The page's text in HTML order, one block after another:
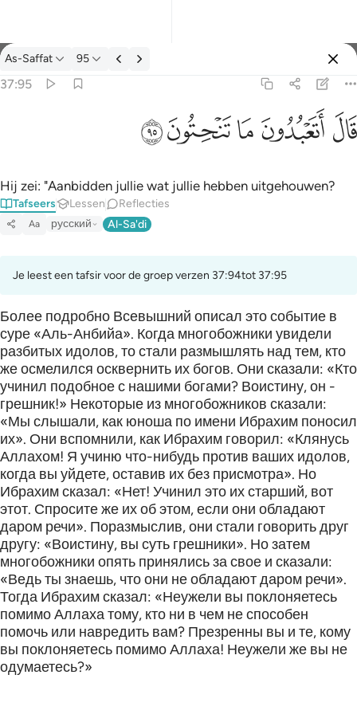
Tafseer: As-Saffat 37:95
As-Saffat 95
37:95
ﲟﲠﲡﲢﲣ
Hij zei: "Aanbidden jullie wat jullie hebben uitgehouwen?
Tafseers Lessen Reflecties
Aa русский Al-Sa'di
Je leest een tafsir voor de groep verzen 37:94tot 37:95
Более подробно Всевышний описал это событие в
суре «Аль-Анбийа». Когда многобожники увидели
разбитых идолов, то стали размышлять над тем, кто
же осмелился осквернить их богов. Они сказали: «Кто
учинил подобное с нашими богами? Воистину, он -
грешник!» Некоторые из многобожников сказали:
«Мы слышали, как юноша по имени Ибрахим поносил
их». Они вспомнили, как Ибрахим говорил: «Клянусь
Аллахом! Я учиню что-нибудь против ваших идолов,
когда вы уйдете, оставив их без присмотра». Но
Ибрахим сказал: «Нет! Учинил это их старший, вот
этот. Спросите же их об этом, если они обладают
даром речи». Поразмыслив, они стали говорить друг
другу: «Воистину, вы суть грешники». Но затем
многобожники опять принялись за свое и сказали:
«Ведь ты знаешь, что они не обладают даром речи».
Тогда Ибрахим сказал: «Неужели вы поклоняетесь
помимо Аллаха тому, кто ни в чем не способен
помочь или навредить вам? Презренны вы и те, кому
вы поклоняетесь помимо Аллаха! Неужели же вы не
одумаетесь?»